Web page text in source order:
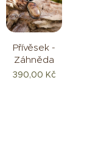
Přívěsek -
Záhněda
390,00 Kč